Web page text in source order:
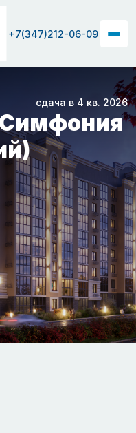
+7(347)212-06-09
сдача в 4 кв. 2026